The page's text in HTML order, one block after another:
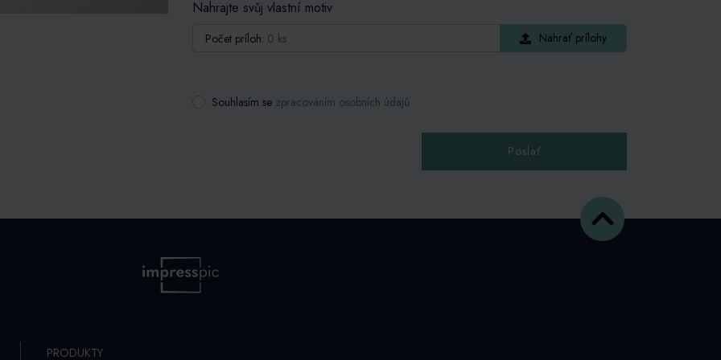
Nahrajte svůj vlastní motiv
Počet príloh: 0 ks Nahrať prílohy
Souhlasím se zpracováním osobních údajů
Poslať
PRODUKTY